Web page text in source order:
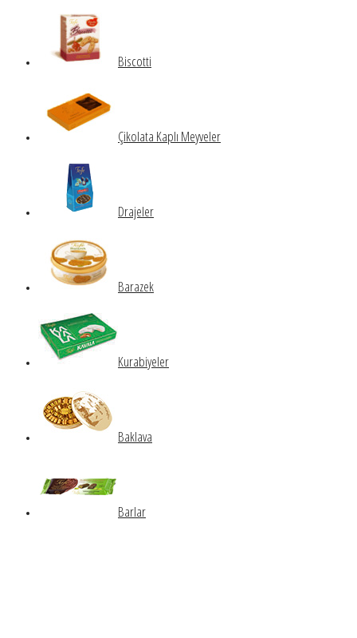
Biscotti
Çikolata Kaplı Meyveler
Drajeler
Barazek
Kurabiyeler
Baklava
Barlar